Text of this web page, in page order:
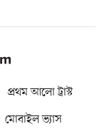
প্রথম আলো ট্রাস্ট
মোবাইল ভ্যাস